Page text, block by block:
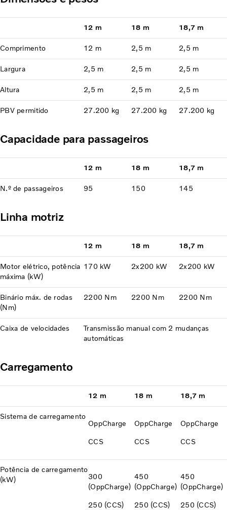
12 m 18 m 18,7 m
Comprimento 12 m 2,5 m 2,5 m
Largura 2,5 m 2,5 m 2,5 m
Altura 2,5 m 2,5 m 2,5 m
PBV permitido 27.200 kg 27.200 kg 27.200 kg
Capacidade para passageiros
12 m 18 m 18,7 m
N.º de passageiros 95 150 145
Linha motriz
12 m 18 m 18,7 m
Motor elétrico, potência
máxima (kW)
170 kW 2x200 kW 2x200 kW
Binário máx. de rodas
(Nm)
2200 Nm 2200 Nm 2200 Nm
Caixa de velocidades
Transmissão manual com 2 mudanças
automáticas
Carregamento
12 m 18 m 18,7 m
Sistema de carregamento
OppCharge
CCS
OppCharge
CCS
OppCharge
CCS
Potência de carregamento
(kW)
300
(OppCharge)
250 (CCS)
450
(OppCharge)
250 (CCS)
450
(OppCharge)
250 (CCS)